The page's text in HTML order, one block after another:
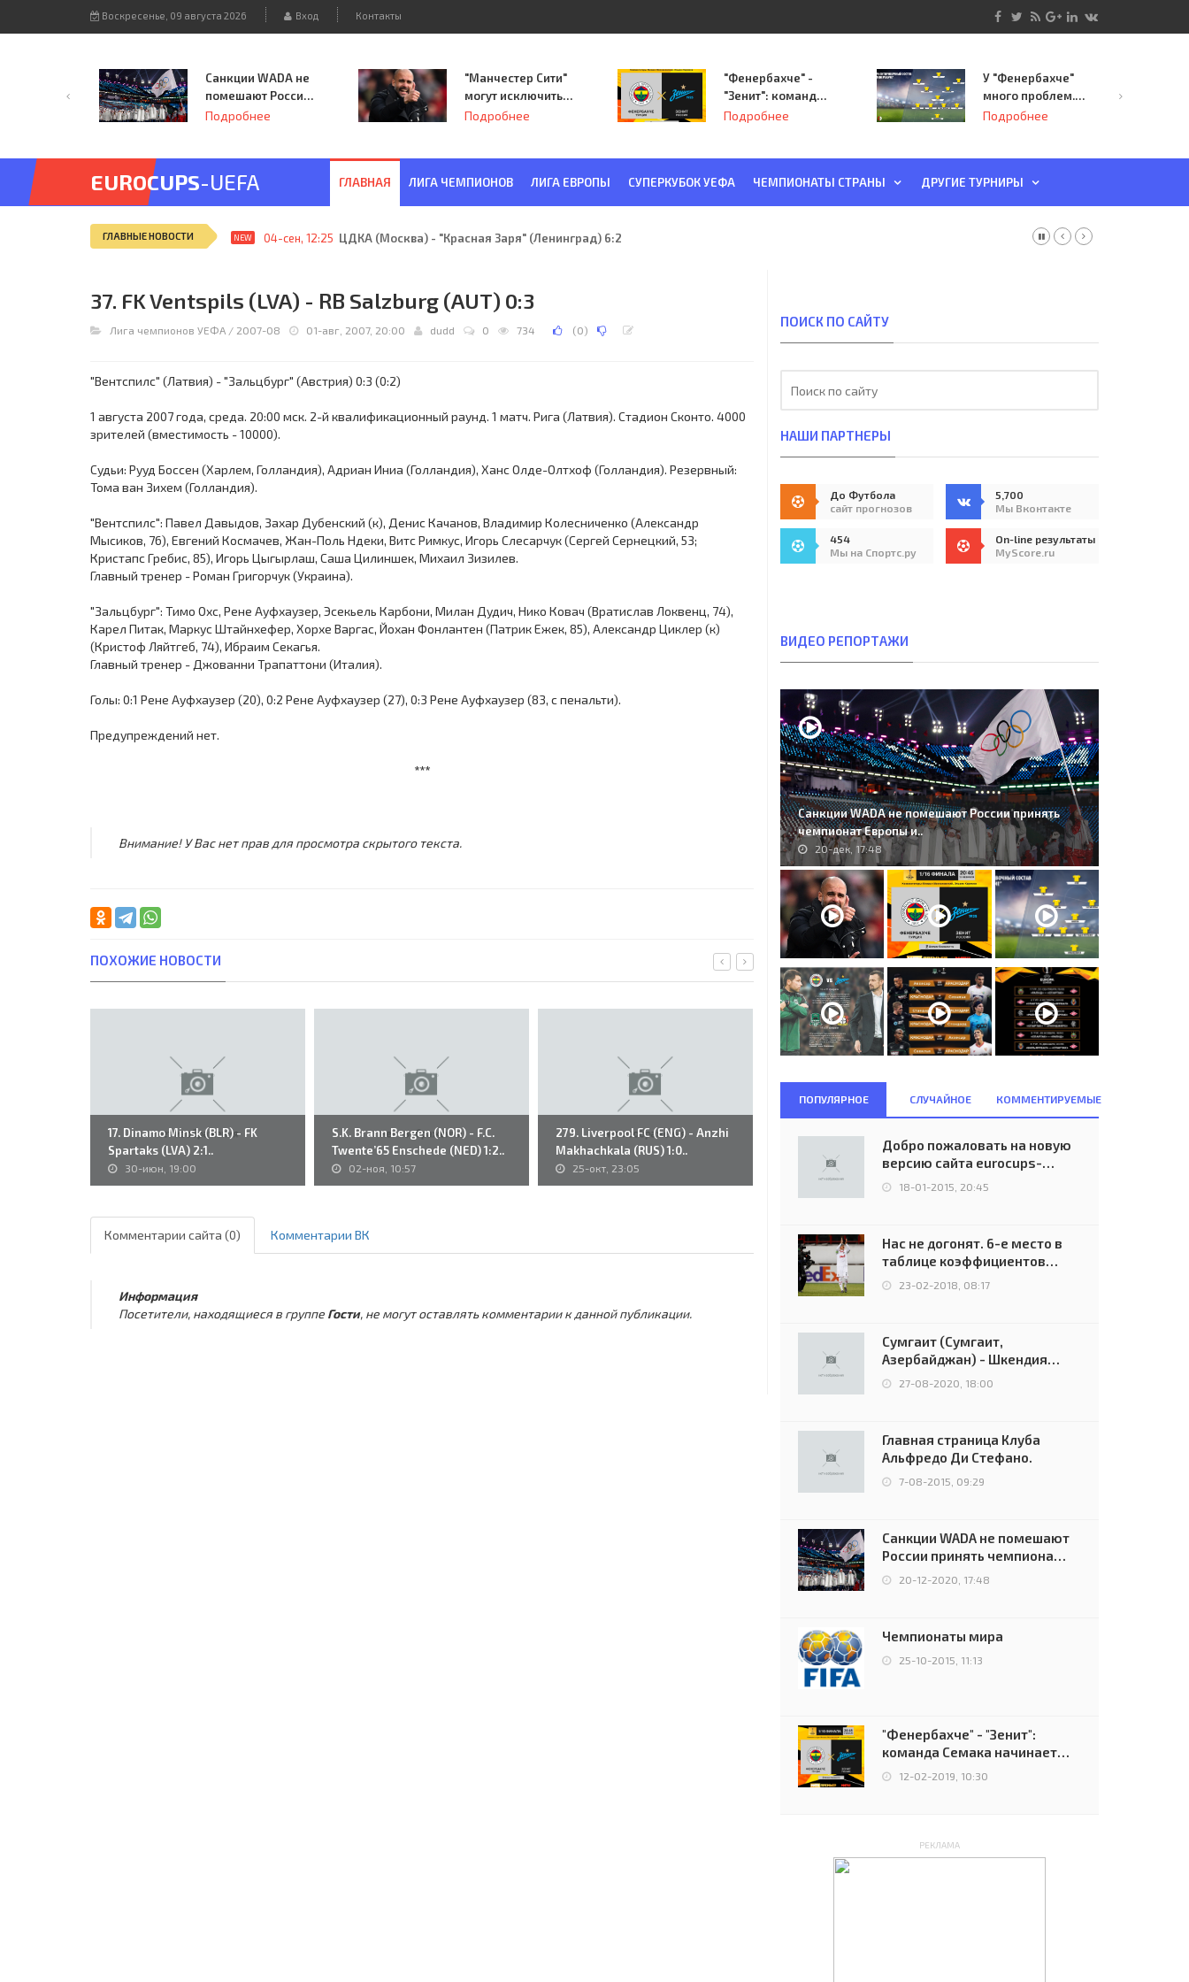
Воскресенье, 09 августа 2026 Вход Контакты
Санкции WADA не
помешают России
принять
Подробнее
"Манчестер Сити"
могут исключить
из Лиги
Подробнее
"Фенербахче" -
"Зенит": команда
Семака начинает
Подробнее
У "Фенербахче"
много проблем.
Но он опасен для
Подробнее
EUROCUPS-UEFA ГЛАВНАЯ ЛИГА ЧЕМПИОНОВ ЛИГА ЕВРОПЫ СУПЕРКУБОК УЕФА ЧЕМПИОНАТЫ СТРАНЫ ДРУГИЕ ТУРНИРЫ
ГЛАВНЫЕ НОВОСТИ NEW 04-сен, 12:25 ЦДКА (Москва) - "Красная Заря" (Ленинград) 6:2
37. FK Ventspils (LVA) - RB Salzburg (AUT) 0:3
Лига чемпионов УЕФА / 2007-08 01-авг, 2007, 20:00 dudd 0 734 (0)
"Вентспилс" (Латвия) - "Зальцбург" (Австрия) 0:3 (0:2)
1 августа 2007 года, среда. 20:00 мск. 2-й квалификационный раунд. 1 матч. Рига (Латвия). Стадион Сконто. 4000
зрителей (вместимость - 10000).
Судьи: Рууд Боссен (Харлем, Голландия), Адриан Иниа (Голландия), Ханс Олде-Олтхоф (Голландия). Резервный:
Тома ван Зихем (Голландия).
"Вентспилс": Павел Давыдов, Захар Дубенский (к), Денис Качанов, Владимир Колесниченко (Александр
Мысиков, 76), Евгений Космачев, Жан-Поль Ндеки, Витс Римкус, Игорь Слесарчук (Сергей Сернецкий, 53;
Кристапс Гребис, 85), Игорь Цыгырлаш, Саша Цилиншек, Михаил Зизилев.
Главный тренер - Роман Григорчук (Украина).
"Зальцбург": Тимо Охс, Рене Ауфхаузер, Эсекьель Карбони, Милан Дудич, Нико Ковач (Вратислав Локвенц, 74),
Карел Питак, Маркус Штайнхефер, Хорхе Варгас, Йохан Фонлантен (Патрик Ежек, 85), Александр Циклер (к)
(Кристоф Ляйтгеб, 74), Ибраим Секагья.
Главный тренер - Джованни Трапаттони (Италия).
Голы: 0:1 Рене Ауфхаузер (20), 0:2 Рене Ауфхаузер (27), 0:3 Рене Ауфхаузер (83, с пенальти).
Предупреждений нет.
***
Внимание! У Вас нет прав для просмотра скрытого текста.
ПОХОЖИЕ НОВОСТИ
17. Dinamo Minsk (BLR) - FK
Spartaks (LVA) 2:1..
30-июн, 19:00
S.K. Brann Bergen (NOR) - F.C.
Twente’65 Enschede (NED) 1:2..
02-ноя, 10:57
279. Liverpool FC (ENG) - Anzhi
Makhachkala (RUS) 1:0..
25-окт, 23:05
WIT Georgia (GEO) 3:0..
21-июл, 22:00
Nijmegen (NED) 2:0..
02-ноя, 20:40
Комментарии сайта (0) Комментарии ВК
Информация
Посетители, находящиеся в группе Гости, не могут оставлять комментарии к данной публикации.
ПОИСК ПО САЙТУ
НАШИ ПАРТНЕРЫ
До Футбола
сайт прогнозов
5,700
Мы Вконтакте
454
Мы на Спортс.ру
On-line результаты
MyScore.ru
ВИДЕО РЕПОРТАЖИ
Санкции WADA не помешают России принять
чемпионат Европы и..
20-дек, 17:48
ПОПУЛЯРНОЕ СЛУЧАЙНОЕ КОММЕНТИРУЕМЫЕ
Добро пожаловать на новую
версию сайта eurocups-
uefa.ru
18-01-2015, 20:45
Нас не догонят. 6-е место в
таблице коэффициентов
УЕФА остаётся за Россией
23-02-2018, 08:17
Сумгаит (Сумгаит,
Азербайджан) - Шкендия
(Тетово, Северная
Македония) - 0:2 (0:0)
27-08-2020, 18:00
Главная страница Клуба
Альфредо Ди Стефано.
7-08-2015, 09:29
Санкции WADA не помешают
России принять чемпионат
Европы и финал Лиги
чемпионов.
20-12-2020, 17:48
Чемпионаты мира
25-10-2015, 11:13
"Фенербахче" - "Зенит":
команда Семака начинает
путь в плей-офф Лиги
12-02-2019, 10:30
РЕКЛАМА